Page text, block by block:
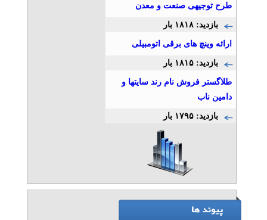
طرح توجیهی صنعت و معدن
بازدید: ۱۸۱۸ بار
ارائه وینچ های برقی اتومبیلی
بازدید: ۱۸۱۵ بار
طلاگستر فروش نام رند سایتها و
دامین ناب
بازدید: ۱۷۹۵ بار